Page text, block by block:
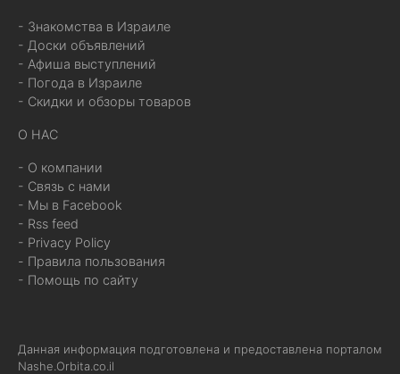
- Знакомства в Израиле
- Доски объявлений
- Афиша выступлений
- Погода в Израиле
- Скидки и обзоры товаров
О НАС
- О компании
- Связь с нами
- Мы в Facebook
- Rss feed
- Privacy Policy
- Правила пользования
- Помощь по сайту
Данная информация подготовлена и предоставлена порталом
Nashe.Orbita.co.il